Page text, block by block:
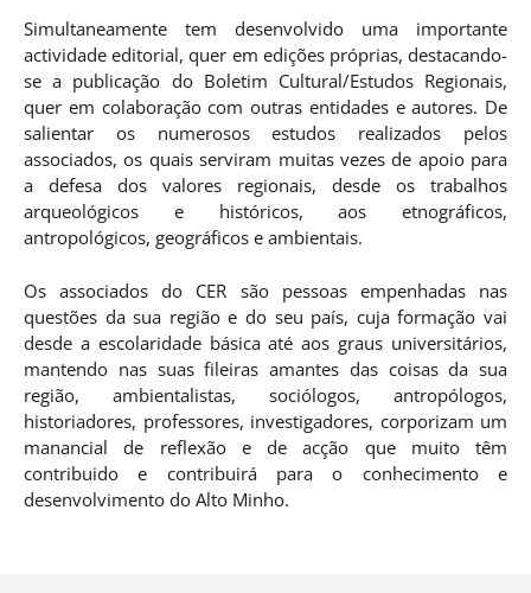
Simultaneamente tem desenvolvido uma importante
actividade editorial, quer em edições próprias, destacando-
se a publicação do Boletim Cultural/Estudos Regionais,
quer em colaboração com outras entidades e autores. De
salientar os numerosos estudos realizados pelos
associados, os quais serviram muitas vezes de apoio para
a defesa dos valores regionais, desde os trabalhos
arqueológicos e históricos, aos etnográficos,
antropológicos, geográficos e ambientais.
Os associados do CER são pessoas empenhadas nas
questões da sua região e do seu país, cuja formação vai
desde a escolaridade básica até aos graus universitários,
mantendo nas suas fileiras amantes das coisas da sua
região, ambientalistas, sociólogos, antropólogos,
historiadores, professores, investigadores, corporizam um
manancial de reflexão e de acção que muito têm
contribuido e contribuirá para o conhecimento e
desenvolvimento do Alto Minho.